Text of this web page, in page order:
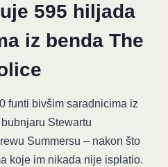
595 hiljada
iz benda The
funti bivšim saradnicima iz
Stewartu
Summersu – nakon što
koje im nikada nije isplatio.